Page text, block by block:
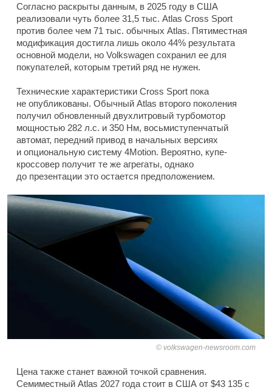
Согласно раскрыты данным, в 2025 году в США
реализовали чуть более 31,5 тыс. Atlas Cross Sport
против более чем 71 тыс. обычных Atlas. Пятиместная
модификация достигла лишь около 44% результата
основной модели, но Volkswagen сохранил ее для
покупателей, которым третий ряд не нужен.
Технические характеристики Cross Sport пока
не опубликованы. Обычный Atlas второго поколения
получил обновленный двухлитровый турбомотор
мощностью 282 л.с. и 350 Нм, восьмиступенчатый
автомат, передний привод в начальных версиях
и опциональную систему 4Motion. Вероятно, купе-
кроссовер получит те же агрегаты, однако
до презентации это остается предположением.
volkswagen-newsroom.com
Цена также станет важной точкой сравнения.
Семиместный Atlas 2027 года стоит в США от $43 135 с